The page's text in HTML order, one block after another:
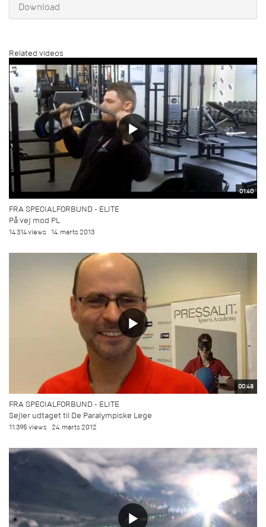
Download
Related videos
01:40
FRA SPECIALFORBUND - ELITE
På vej mod PL
14.314 views 14. marts 2013
00:48
FRA SPECIALFORBUND - ELITE
Sejler udtaget til De Paralympiske Lege
11.395 views 24. marts 2012